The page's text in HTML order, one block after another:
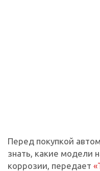
Перед покупкой
знать, какие модели
коррозии, передает